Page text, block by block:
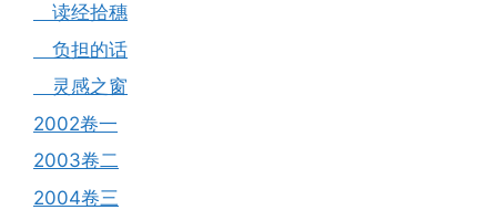
读经拾穗
负担的话
灵感之窗
2002卷一
2003卷二
2004卷三